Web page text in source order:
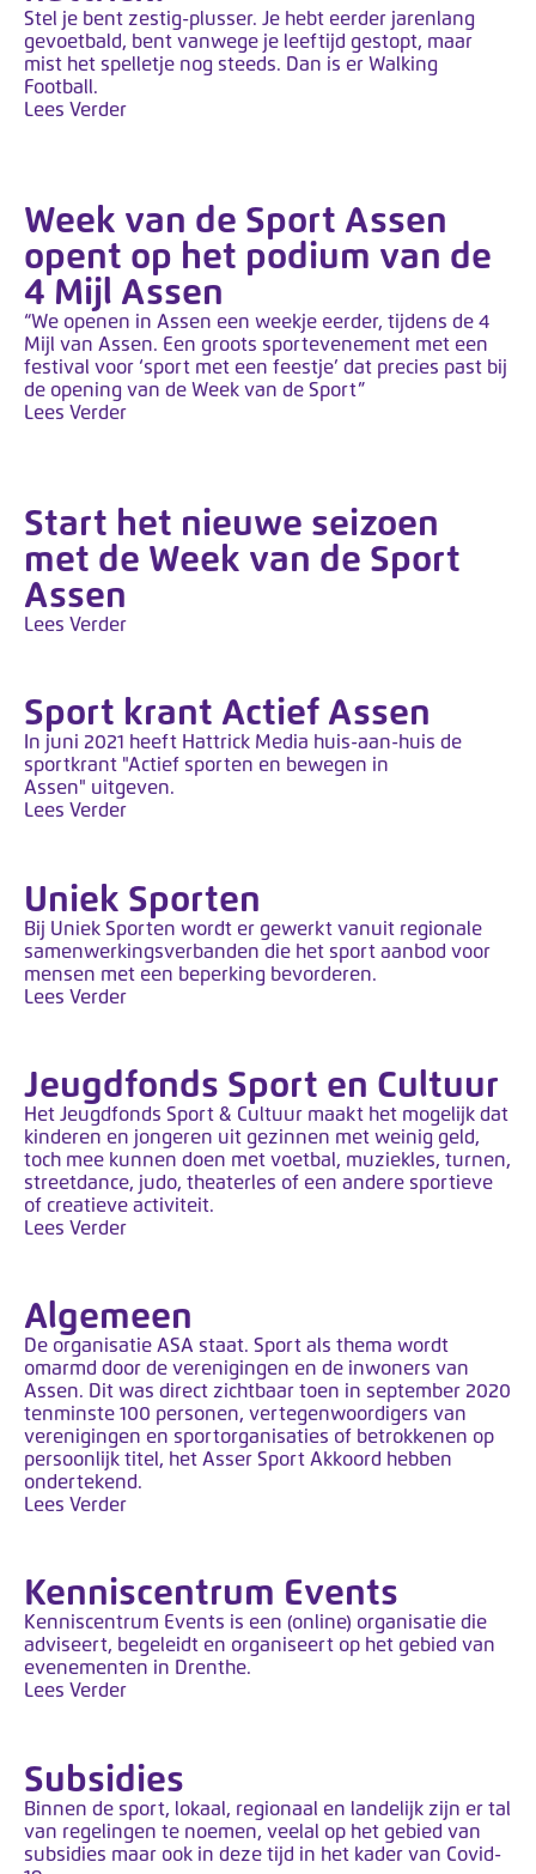
Stel je bent zestig-plusser. Je hebt eerder jarenlang
gevoetbald, bent vanwege je leeftijd gestopt, maar
mist het spelletje nog steeds. Dan is er Walking
Football.
Lees Verder
Week van de Sport Assen
opent op het podium van de
4 Mijl Assen
“We openen in Assen een weekje eerder, tijdens de 4
Mijl van Assen. Een groots sportevenement met een
festival voor ‘sport met een feestje’ dat precies past bij
de opening van de Week van de Sport”
Lees Verder
Start het nieuwe seizoen
met de Week van de Sport
Assen
Lees Verder
Sport krant Actief Assen
In juni 2021 heeft Hattrick Media huis-aan-huis de
sportkrant "Actief sporten en bewegen in
Assen" uitgeven.
Lees Verder
Uniek Sporten
Bij Uniek Sporten wordt er gewerkt vanuit regionale
samenwerkingsverbanden die het sport aanbod voor
mensen met een beperking bevorderen.
Lees Verder
Jeugdfonds Sport en Cultuur
Het Jeugdfonds Sport & Cultuur maakt het mogelijk dat
kinderen en jongeren uit gezinnen met weinig geld,
toch mee kunnen doen met voetbal, muziekles, turnen,
streetdance, judo, theaterles of een andere sportieve
of creatieve activiteit.
Lees Verder
Algemeen
De organisatie ASA staat. Sport als thema wordt
omarmd door de verenigingen en de inwoners van
Assen. Dit was direct zichtbaar toen in september 2020
tenminste 100 personen, vertegenwoordigers van
verenigingen en sportorganisaties of betrokkenen op
persoonlijk titel, het Asser Sport Akkoord hebben
ondertekend.
Lees Verder
Kenniscentrum Events
Kenniscentrum Events is een (online) organisatie die
adviseert, begeleidt en organiseert op het gebied van
evenementen in Drenthe.
Lees Verder
Subsidies
Binnen de sport, lokaal, regionaal en landelijk zijn er tal
van regelingen te noemen, veelal op het gebied van
subsidies maar ook in deze tijd in het kader van Covid-